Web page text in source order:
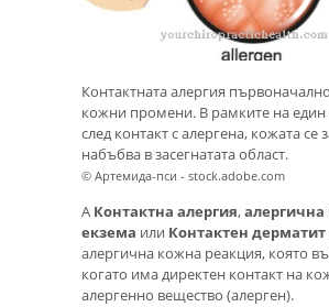
Контактната алергия
кожни промени. В рамките на един
след контакт с алергена, кожата се
набъбва в засегнатата област.
© Артемида-пси - stock.adobe.com
А Контактна алергия,алергична
екзема или Контактен дерматит
алергична кожна реакция, която
когато има директен контакт на
алергенно вещество (алерген).